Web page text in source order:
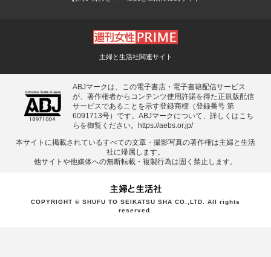
主婦と生活社関連サイト
ABJマークは、この電子書店・電子書籍配信サービス
が、著作権者からコンテンツ使用許諾を得た正規版配信
サービスであることを示す登録商標（登録番号 第
6091713号）です。ABJマークについて、詳しくはこち
らを御覧ください。 https://aebs.or.jp/
本サイトに掲載されているすべての⽂章・撮影写真の著作権は主婦と⽣活
社に帰属します。
他サイトや他媒体への無断転載・複製⾏為は固く禁⽌します。
COPYRIGHT © SHUFU TO SEIKATSU SHA CO.,LTD. All rights
reserved.